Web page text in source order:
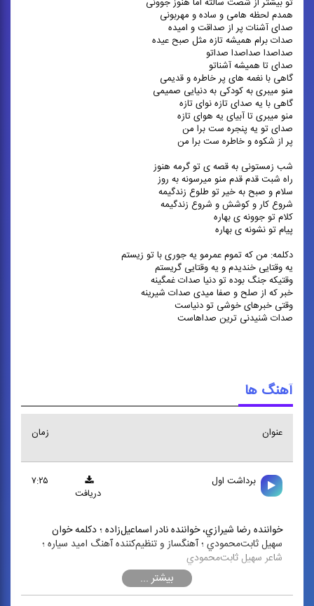
همدم لحظه هامی و ساده و مهربونی
صدای آشنات پر از صداقت و امیده
صدات برام همیشه تازه مثل صبح عیده
صداصدا صداصدا صداتو
صدای تا همیشه آشناتو
گاهی با نغمه های پر خاطره و قدیمی
منو میبری به کودکی به دنیایی صمیمی
گاهی با یه صدای تازه نوای تازه
منو میبری تا آبیای یه هوای تازه
صدای تو یه پنجره ست برا من
پر از شکوه و خاطره ست برا من
شب زمستونی به قصه ی تو گرمه هنوز
راه شبت قدم قدم منو میرسونه به روز
سلام و صبح به خیر تو طلوع زندگیمه
شروع کار و کوشش و شروع زندگیمه
کلام تو جوونه ی بهاره
پیام تو نشونه ی بهاره
دکلمه: من که تموم عمرمو یه جوری با تو زیستم
یه وقتایی خندیدم و یه وقتایی گریستم
وقتیکه جنگ بوده تو دنیا صدات غمگینه
خبر که از صلح و صفا میدی صدات شیرینه
وقتی خبرهای خوشی تو دنیاست
صدات شنیدنی ترین صداهاست
آهنگ ها
عنوان زمان
برداشت اول
۷:۲۵
دریافت
خواننده رضا شيرازي، خواننده نادر اسماعيل‌زاده ؛ دكلمه خوان
سهيل ثابت‌محمودي ؛ آهنگساز و تنظيم‌كننده آهنگ اميد سياره ؛
شاعر سهيل ثابت‌محمودي